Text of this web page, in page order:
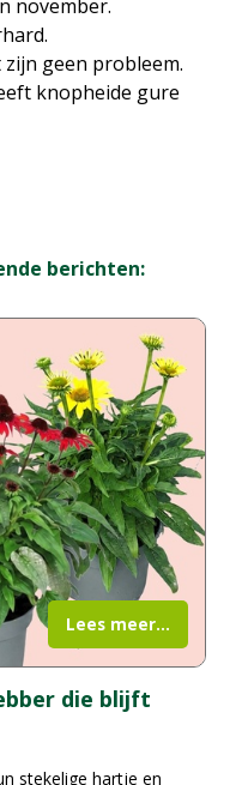
november.
geen probleem.
knopheide gure
berichten:
die blijft
stekelige hartje en
Lees meer...